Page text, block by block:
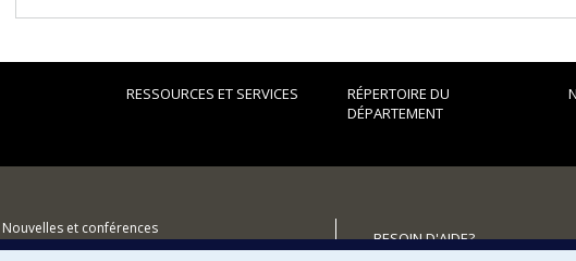
RESSOURCES ET SERVICES
RÉPERTOIRE DU
DÉPARTEMENT
Nouvelles et conférences
BESOIN D'AIDE?